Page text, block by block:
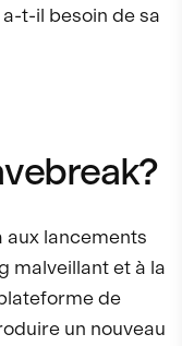
t-il besoin de sa
aux lancements
malveillant et à la
de
un nouveau